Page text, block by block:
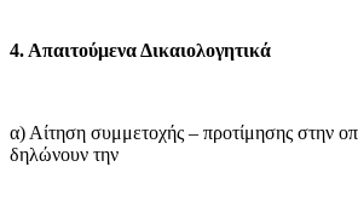
4. Απαιτούμενα Δικαιολογητικά
α) Αίτηση συμμετοχής – προτίμησης στην
δηλώνουν την